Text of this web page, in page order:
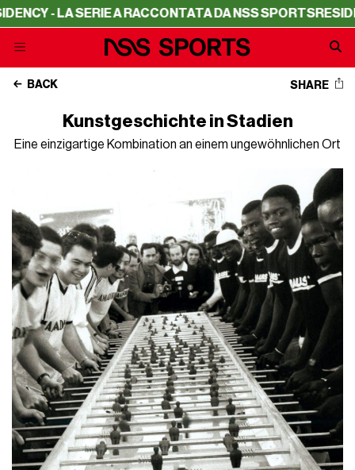
SERIE A RACCONTATA DA NSS SPORTSRESIDENCY - LA
BACK SHARE
Kunstgeschichte in Stadien
Eine einzigartige Kombination an einem ungewöhnlichen Ort